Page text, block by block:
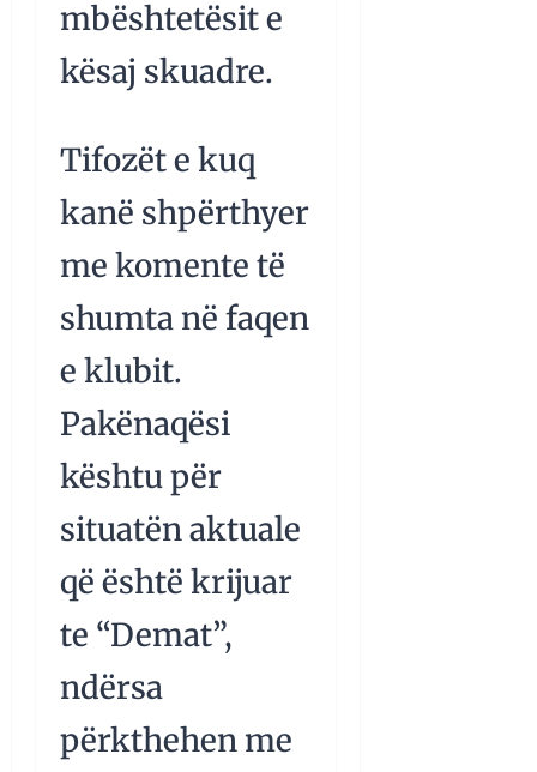
mbështetësit e
kësaj skuadre.
Tifozët e kuq
kanë shpërthyer
me komente të
shumta në faqen
e klubit.
Pakënaqësi
kështu për
situatën aktuale
që është krijuar
te “Demat”,
ndërsa
përkthehen me